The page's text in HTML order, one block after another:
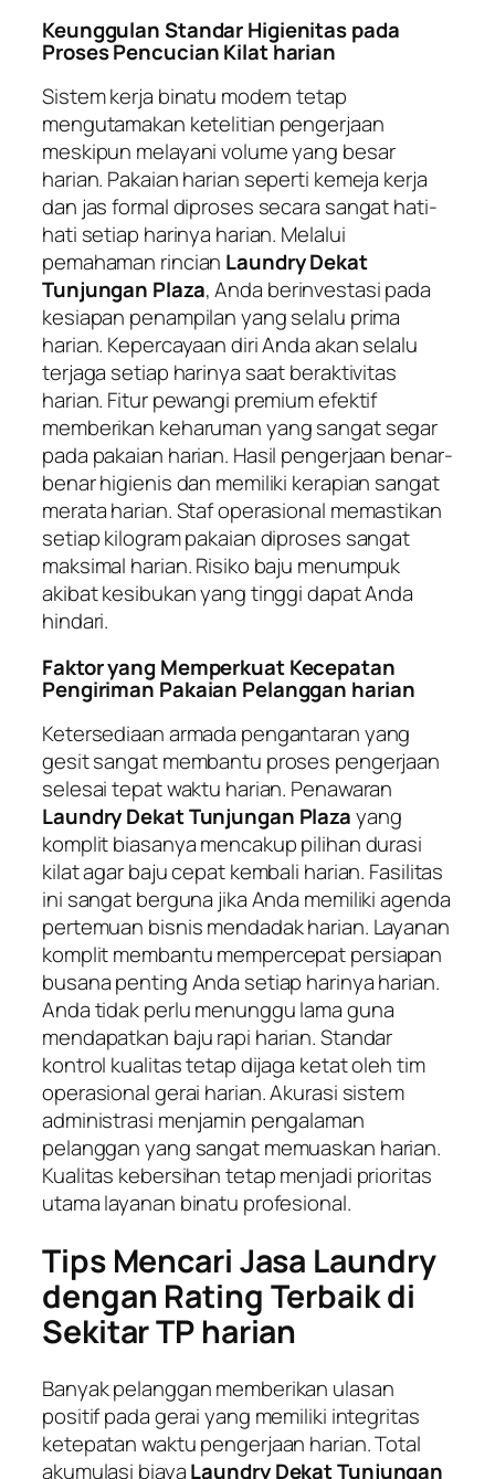
Keunggulan Standar Higienitas pada
Proses Pencucian Kilat harian
Sistem kerja binatu modern tetap
mengutamakan ketelitian pengerjaan
meskipun melayani volume yang besar
harian. Pakaian harian seperti kemeja kerja
dan jas formal diproses secara sangat hati-
hati setiap harinya harian. Melalui
pemahaman rincian Laundry Dekat
Tunjungan Plaza, Anda berinvestasi pada
kesiapan penampilan yang selalu prima
harian. Kepercayaan diri Anda akan selalu
terjaga setiap harinya saat beraktivitas
harian. Fitur pewangi premium efektif
memberikan keharuman yang sangat segar
pada pakaian harian. Hasil pengerjaan benar-
benar higienis dan memiliki kerapian sangat
merata harian. Staf operasional memastikan
setiap kilogram pakaian diproses sangat
maksimal harian. Risiko baju menumpuk
akibat kesibukan yang tinggi dapat Anda
hindari.
Faktor yang Memperkuat Kecepatan
Pengiriman Pakaian Pelanggan harian
Ketersediaan armada pengantaran yang
gesit sangat membantu proses pengerjaan
selesai tepat waktu harian. Penawaran
Laundry Dekat Tunjungan Plazayang
komplit biasanya mencakup pilihan durasi
kilat agar baju cepat kembali harian. Fasilitas
ini sangat berguna jika Anda memiliki agenda
pertemuan bisnis mendadak harian. Layanan
komplit membantu mempercepat persiapan
busana penting Anda setiap harinya harian.
Anda tidak perlu menunggu lama guna
mendapatkan baju rapi harian. Standar
kontrol kualitas tetap dijaga ketat oleh tim
operasional gerai harian. Akurasi sistem
administrasi menjamin pengalaman
pelanggan yang sangat memuaskan harian.
Kualitas kebersihan tetap menjadi prioritas
utama layanan binatu profesional.
Tips Mencari Jasa Laundry
dengan Rating Terbaik di
Sekitar TP harian
Banyak pelanggan memberikan ulasan
positif pada gerai yang memiliki integritas
ketepatan waktu pengerjaan harian. Total
akumulasi biayaLaundry Dekat Tunjungan